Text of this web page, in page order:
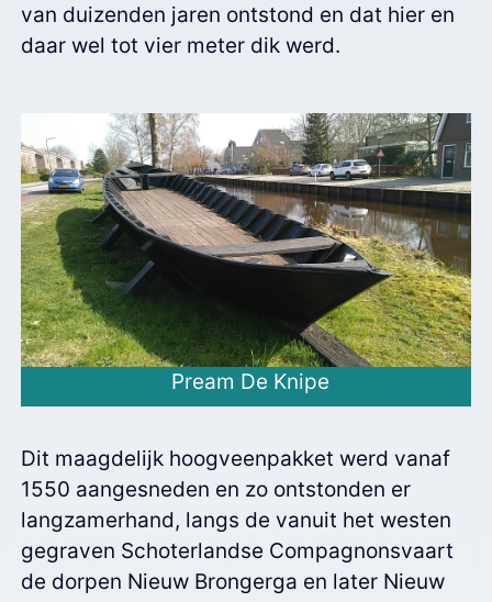
van duizenden jaren ontstond en dat hier en
daar wel tot vier meter dik werd.
Pream De Knipe
Dit maagdelijk hoogveenpakket werd vanaf
1550 aangesneden en zo ontstonden er
langzamerhand, langs de vanuit het westen
gegraven Schoterlandse Compagnonsvaart
de dorpen Nieuw Brongerga en later Nieuw